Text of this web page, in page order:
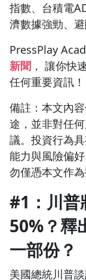
指數、台積電
濟數據強勁、
PressPlay
新聞 ， 讓你快
任何重要資訊！
備註：本文內
途，並非對任
議。投資行為
能力與風險偏
勿僅憑本文作為
#1：川普
50%？釋
一部份？
美國總統川普